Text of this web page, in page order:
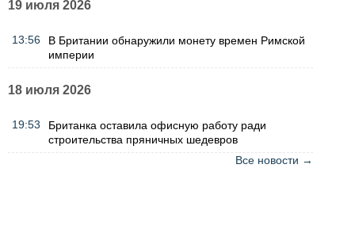
19 июля 2026
13:56
В Британии обнаружили монету времен Римской
империи
18 июля 2026
19:53
Британка оставила офисную работу ради
строительства пряничных шедевров
Все новости →